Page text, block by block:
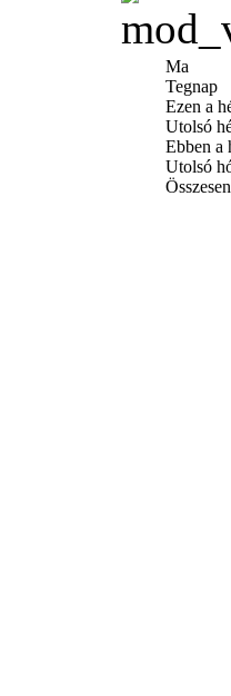
Ma
Tegnap
Ezen a
Utolsó
Ebben a
Utolsó
Összesen